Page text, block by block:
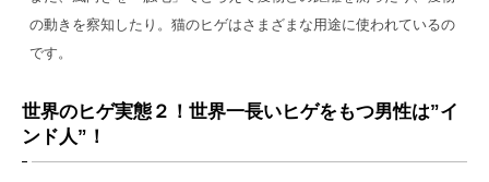
の動きを察知したり。猫のヒゲはさまざまな用途に使われているの
です。
世界のヒゲ実態２！世界一長いヒゲをもつ男性は”イ
ンド人”！